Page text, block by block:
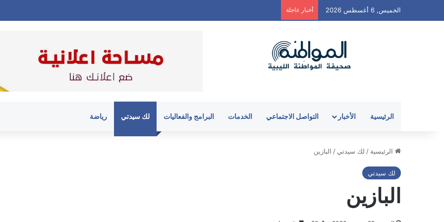
الخميس, 6 أغسطس 2026 أخبار عاجلة
الرئيسية الأخبار التواصل الاجتماعي الخدمات البرامج والفعاليات لك سيدتي رياضة
الرئيسية / لك سيدتي / البازين
لك سيدتي
البازين